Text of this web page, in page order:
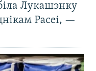
Лукашэнку
Расеі, —